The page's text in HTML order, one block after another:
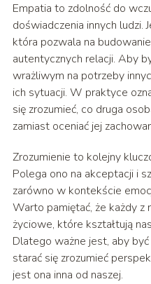
Empatia to zdolność do
doświadczenia innych ludzi.
która pozwala na
autentycznych relacji. Aby
wrażliwym na potrzeby
ich sytuacji. W praktyce
się zrozumieć, co druga
zamiast oceniać jej
Zrozumienie to kolejny
Polega ono na akceptacji i
zarówno w kontekście
Warto pamiętać, że każdy z
życiowe, które kształtują
Dlatego ważne jest, aby
starać się zrozumieć
jest ona inna od naszej.